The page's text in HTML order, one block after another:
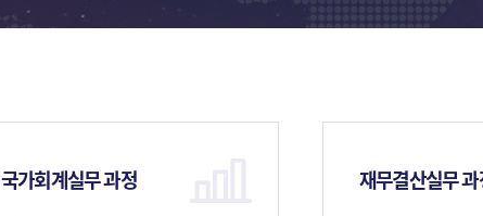
국가회계실무 과정 재무결산실무